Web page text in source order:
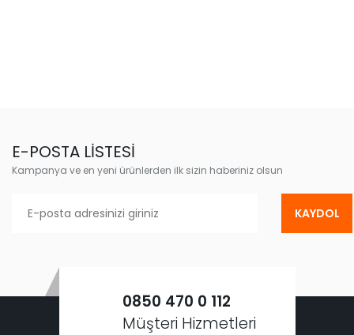
E-POSTA LİSTESİ
Kampanya ve en yeni ürünlerden ilk sizin haberiniz olsun
KAYDOL
0850 470 0 112
Müşteri Hizmetleri